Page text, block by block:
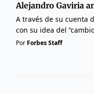
Alejandro Gaviria
A través de su cuenta
con su idea del
Por Forbes Staff